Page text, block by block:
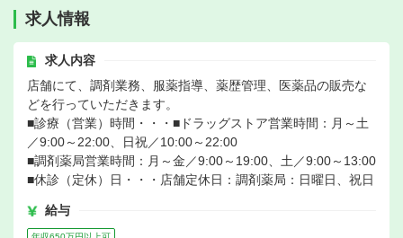
求人情報
求人内容
店舗にて、調剤業務、服薬指導、薬歴管理、医薬品の販売な
どを行っていただきます。
■診療（営業）時間・・・■ドラッグストア営業時間：月～土
／9:00～22:00、日祝／10:00～22:00
■調剤薬局営業時間：月～金／9:00～19:00、土／9:00～13:00
■休診（定休）日・・・店舗定休日：調剤薬局：日曜日、祝日
給与